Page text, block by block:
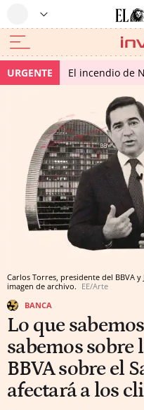
URGENTE El incendio de
Carlos Torres, presidente del BBVA
imagen de archivo. EE/Arte
BANCA
Lo que
sabemos sobre
BBVA sobre el
afectará a los